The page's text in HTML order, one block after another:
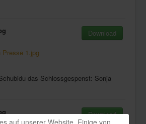
Presse 1.jpg
Download
das Schlossgespenst: Sonja
Download
auf unserer Website. Einige von